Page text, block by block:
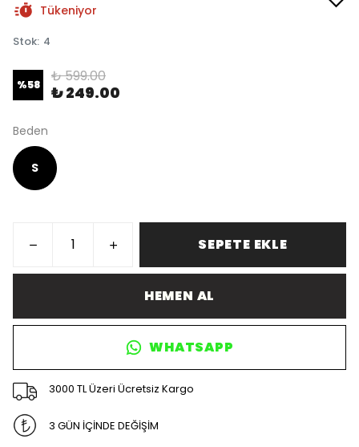
Tükeniyor
Stok: 4
%58 ₺ 599.00
₺ 249.00
Beden
S
SEPETE EKLE
HEMEN AL
WHATSAPP
3000 TL Üzeri Ücretsiz Kargo
3 GÜN İÇİNDE DEĞİŞİM